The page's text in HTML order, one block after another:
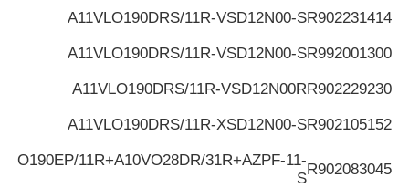
R902231414
A11VLO190DRS/11R-VSD12N00-S
R992001300
A11VLO190DRS/11R-VSD12N00-S
R902229230
A11VLO190DRS/11R-VSD12N00R
R902105152
A11VLO190DRS/11R-XSD12N00-S
R902083045
11R+A10VO28DR/31R+AZPF-11-
S